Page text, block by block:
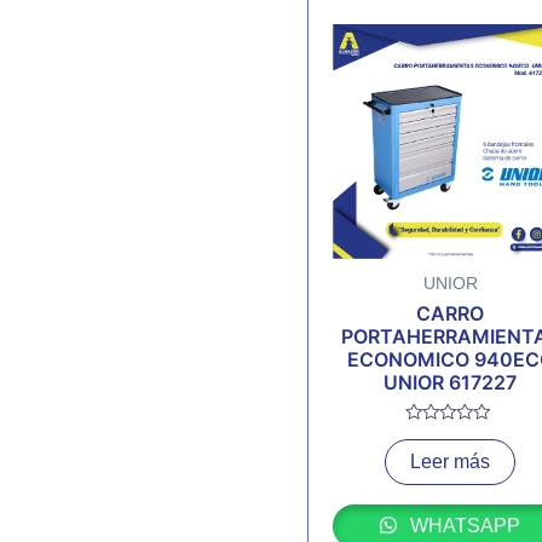
UNIOR
CARRO
ECONOMICO
UNIOR 617227
Valorado
con
0
de
Leer más
WHATSAPP